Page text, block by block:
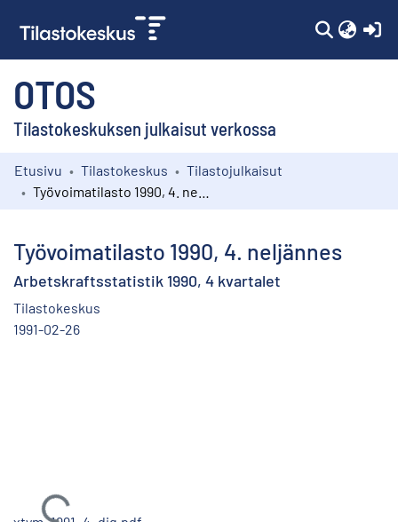
OTOS
Tilastokeskuksen julkaisut verkossa
Kokoelmat
Etusivu Tilastokeskus
Tilastojulkaisut
Työvoimatilasto 1990, 4. neljännes
Arbetskraftsstatistik 1990, 4 kvartalet
Tilastokeskus
1991-02-26